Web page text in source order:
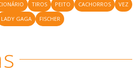
TIROS PEITO CACHORROS
VEZ
LADY GAGA FISCHER